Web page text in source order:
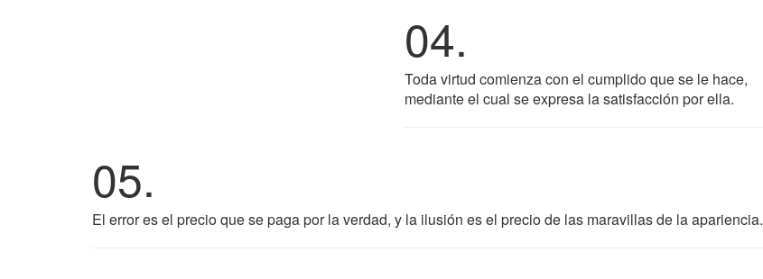
04.
Toda virtud comienza con el cumplido que se le hace,
mediante el cual se expresa la satisfacción por ella.
05.
El error es el precio que se paga por la verdad, y la ilusión es el precio de las maravillas de la apariencia.